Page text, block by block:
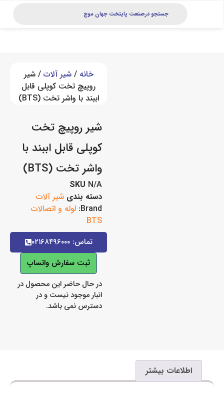
شیر آلات/ شیر
روپیچ تخت کوپلی قابل
اببند با واشر تخت (BTS)
شیر روپیچ تخت
کوپلی قابل اببند با
واشر تخت (BTS)
شیر آلات
لوله و اتصالات
ثبت سفارش واتساپ
در حال حاضر این محصول در
انبار موجود نیست و در
دسترس نمی باشد.
بیشتر